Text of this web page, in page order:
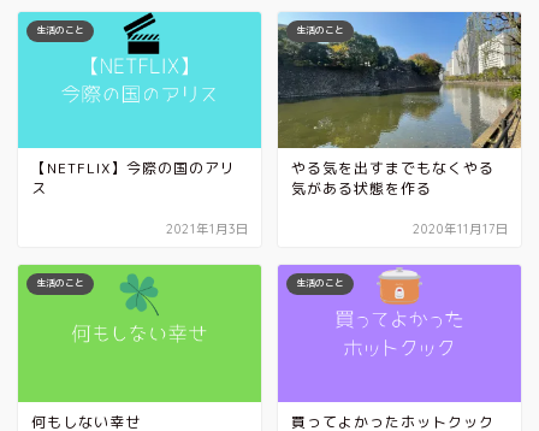
生活のこと
【NETFLIX】今際の国のアリ
ス
2021年1月3日
生活のこと
やる気を出すまでもなくやる
気がある状態を作る
2020年11月17日
生活のこと
何もしない幸せ
生活のこと
買ってよかったホットクック